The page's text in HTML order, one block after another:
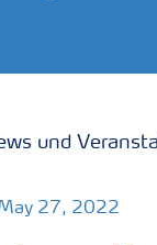
und
27, 2022